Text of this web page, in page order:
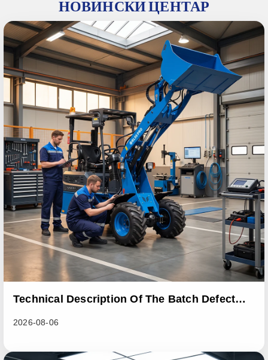
НОВИНСКИ ЦЕНТАР
Technical Description Of The Batch Defect
2026-08-06